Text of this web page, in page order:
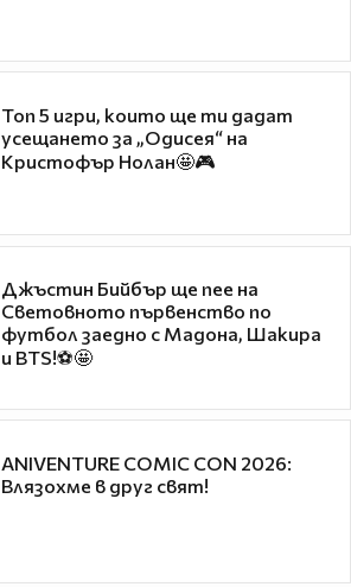
Топ 5 игри, които ще ти дадат
усещането за „Одисея“ на
Кристофър Нолан🤩🎮
Джъстин Бийбър ще пее на
Световното първенство по
футбол заедно с Мадона, Шакира
и BTS!⚽🤩
ANIVENTURE COMIC CON 2026:
Влязохме в друг свят!